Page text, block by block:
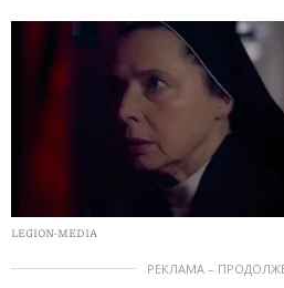
LEGION-MEDIA
РЕКЛАМА –